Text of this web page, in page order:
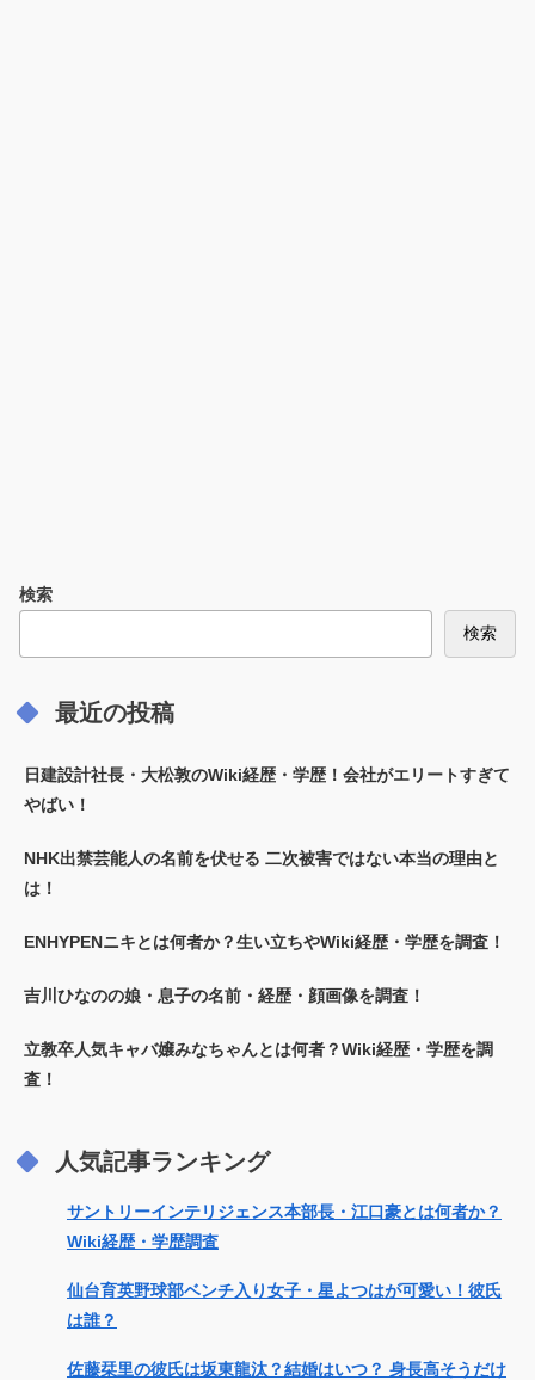
検索
検索
最近の投稿
日建設計社長・大松敦のWiki経歴・学歴！会社がエリートすぎて
やばい！
NHK出禁芸能人の名前を伏せる 二次被害ではない本当の理由と
は！
ENHYPENニキとは何者か？生い立ちやWiki経歴・学歴を調査！
吉川ひなのの娘・息子の名前・経歴・顔画像を調査！
立教卒人気キャバ嬢みなちゃんとは何者？Wiki経歴・学歴を調
査！
人気記事ランキング
サントリーインテリジェンス本部長・江口豪とは何者か？
Wiki経歴・学歴調査
仙台育英野球部ベンチ入り女子・星よつはが可愛い！彼氏
は誰？
佐藤栞里の彼氏は坂東龍汰？結婚はいつ？ 身長高そうだけ